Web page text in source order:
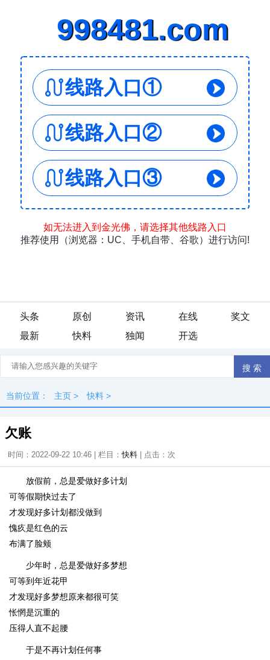
头条 原创 资讯 在线
奖文
最新
快料 独闻 开选
当前位置： 主页 > 快料 >
欠账
时间：2022-09-22 10:46 | 栏目：快料 | 点击： 次
放假前，总是爱做好多计划
可等假期快过去了
才发现好多计划都没做到
愧疚是红色的云
布满了脸颊
少年时，总是爱做好多梦想
可等到年近花甲
才发现好多梦想原来都很可笑
怅惘是沉重的
压得人直不起腰
于是不再计划任何事